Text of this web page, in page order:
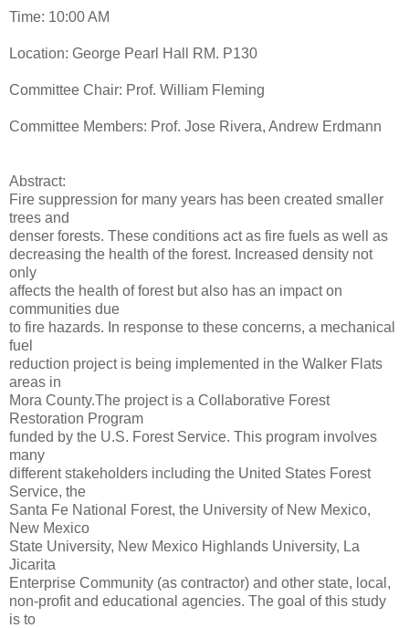
Time: 10:00 AM
Location: George Pearl Hall RM. P130
Committee Chair: Prof. William Fleming
Committee Members: Prof. Jose Rivera, Andrew Erdmann
Abstract:
Fire suppression for many years has been created smaller
trees and
denser forests. These conditions act as fire fuels as well as
decreasing the health of the forest. Increased density not
only
affects the health of forest but also has an impact on
communities due
to fire hazards. In response to these concerns, a mechanical
fuel
reduction project is being implemented in the Walker Flats
areas in
Mora County.The project is a Collaborative Forest
Restoration Program
funded by the U.S. Forest Service. This program involves
many
different stakeholders including the United States Forest
Service, the
Santa Fe National Forest, the University of New Mexico,
New Mexico
State University, New Mexico Highlands University, La
Jicarita
Enterprise Community (as contractor) and other state, local,
non-profit and educational agencies. The goal of this study
is to